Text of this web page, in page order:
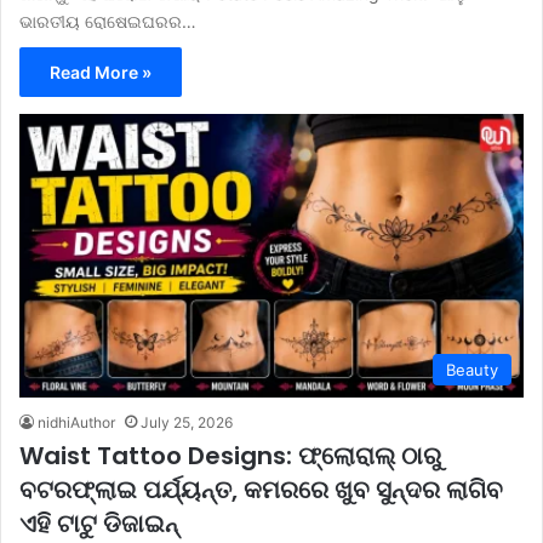
ଭାରତୀୟ ରୋଷେଇଘରର…
Read More »
Beauty
nidhiAuthor July 25, 2026
Waist Tattoo Designs: ଫ୍ଲୋରାଲ୍ ଠାରୁ
ବଟରଫ୍ଲାଇ ପର୍ଯ୍ୟନ୍ତ, କମରରେ ଖୁବ ସୁନ୍ଦର ଲାଗିବ
ଏହି ଟାଟୁ ଡିଜାଇନ୍